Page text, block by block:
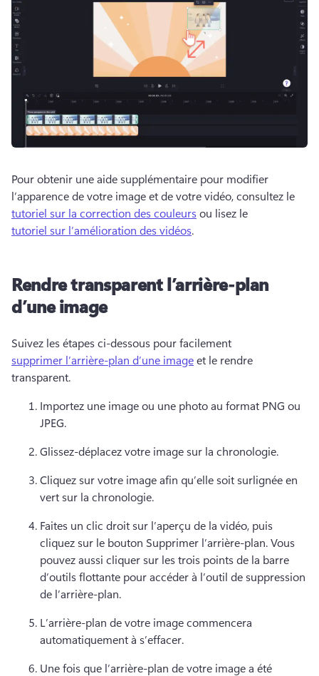
Pour obtenir une aide supplémentaire pour modifier
l’apparence de votre image et de votre vidéo, consultez le
tutoriel sur la correction des couleurs ou lisez le
tutoriel sur l’amélioration des vidéos.
Rendre transparent l’arrière-plan
d’une image
Suivez les étapes ci-dessous pour facilement
supprimer l’arrière-plan d’une image et le rendre
transparent.
Importez une image ou une photo au format PNG ou
JPEG.
Glissez-déplacez votre image sur la chronologie.
Cliquez sur votre image afin qu’elle soit surlignée en
vert sur la chronologie.
Faites un clic droit sur l’aperçu de la vidéo, puis
cliquez sur le bouton Supprimer l’arrière-plan. Vous
pouvez aussi cliquer sur les trois points de la barre
d’outils flottante pour accéder à l’outil de suppression
de l’arrière-plan.
L’arrière-plan de votre image commencera
automatiquement à s’effacer.
Une fois que l’arrière-plan de votre image a été